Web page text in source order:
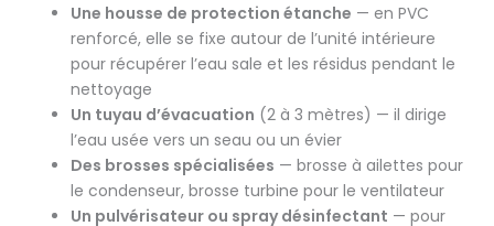
Une housse de protection étanche — en PVC
renforcé, elle se fixe autour de l’unité intérieure
pour récupérer l’eau sale et les résidus pendant le
nettoyage
Un tuyau d’évacuation (2 à 3 mètres) — il dirige
l’eau usée vers un seau ou un évier
Des brosses spécialisées — brosse à ailettes pour
le condenseur, brosse turbine pour le ventilateur
Un pulvérisateur ou spray désinfectant — pour